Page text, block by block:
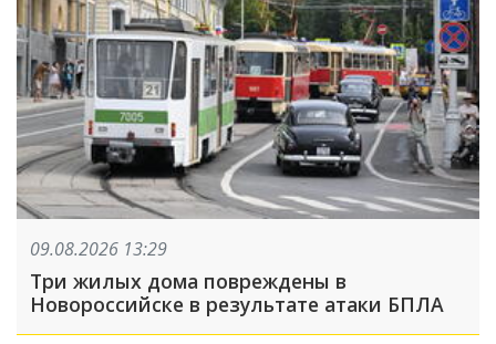
09.08.2026 13:29
Три жилых дома повреждены в
Новороссийске в результате атаки БПЛА